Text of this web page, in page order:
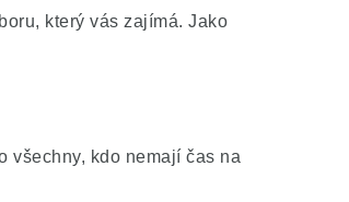
který vás zajímá. Jako
všechny, kdo nemají čas na